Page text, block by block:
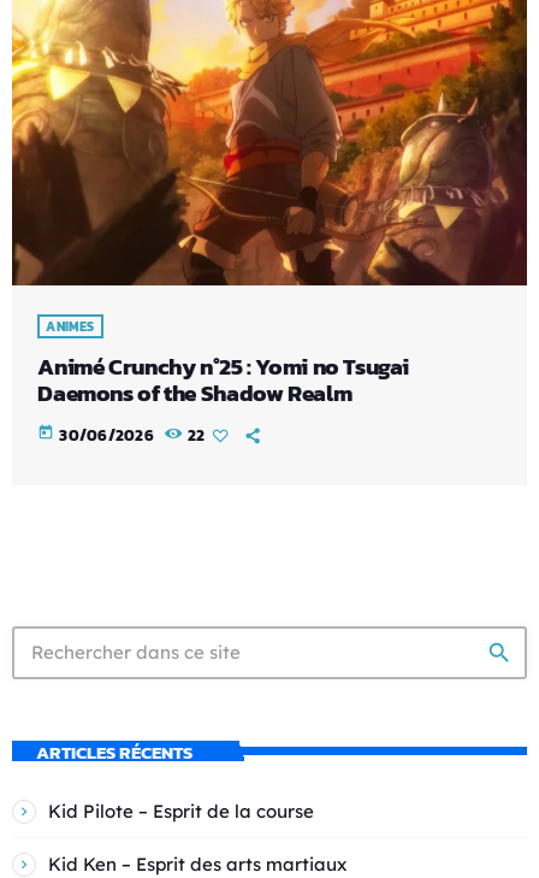
ANIMES
Animé Crunchy n°25 : Yomi no Tsugai
Daemons of the Shadow Realm
today 30/06/2026 22
search
ARTICLES RÉCENTS
Kid Pilote – Esprit de la course
Kid Ken – Esprit des arts martiaux